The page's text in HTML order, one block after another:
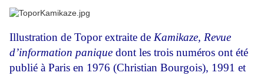
Illustration de Topor extraite de Kamikaze, Revue
d’information panique dont les trois numéros ont été
publié à Paris en 1976 (Christian Bourgois), 1991 et